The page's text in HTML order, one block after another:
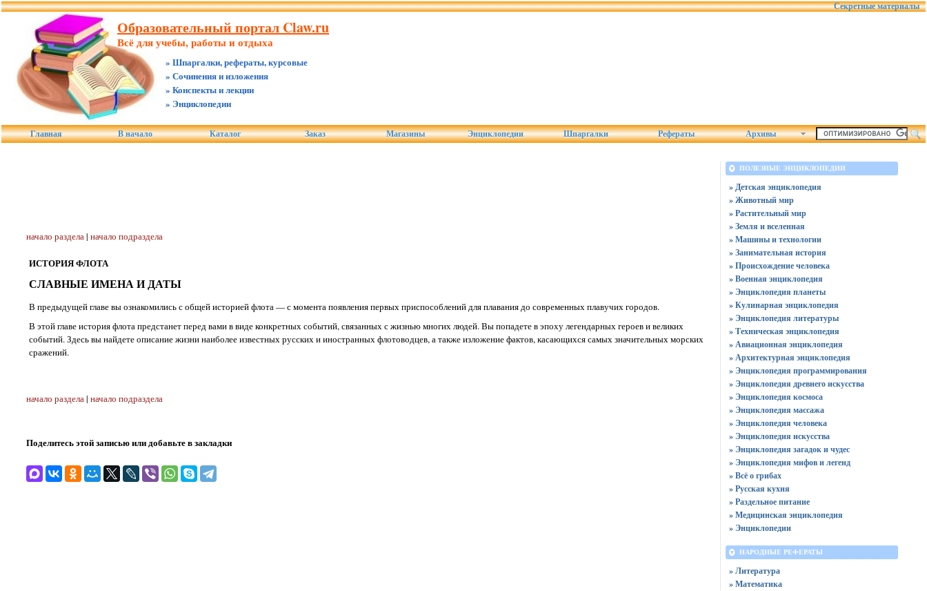
Секретные материалы
Образовательный портал Claw.ru
Всё для учебы, работы и отдыха
» Шпаргалки, рефераты, курсовые
» Сочинения и изложения
» Конспекты и лекции
» Энциклопедии
Главная В начало Каталог Заказ Магазины Энциклопедии Шпаргалки Рефераты Архивы
начало раздела| начало подраздела
ИСТОРИЯ ФЛОТА
СЛАВНЫЕ ИМЕНА И ДАТЫ
В предыдущей главе вы ознакомились с общей историей флота — с момента появления первых приспособлений для плавания до современных плавучих городов.
В этой главе история флота предстанет перед вами в виде конкретных событий, связанных с жизнью многих людей. Вы попадете в эпоху легендарных героев и великих
событий. Здесь вы найдете описание жизни наиболее известных русских и иностранных флотоводцев, а также изложение фактов, касающихся самых значительных морских
сражений.
начало раздела| начало подраздела
Поделитесь этой записью или добавьте в закладки
ПОЛЕЗНЫЕ ЭНЦИКЛОПЕДИИ
» Детская энциклопедия
» Животный мир
» Растительный мир
» Земля и вселенная
» Машины и технологии
» Занимательная история
» Происхождение человека
» Военная энциклопедия
» Энциклопедия планеты
» Кулинарная энциклопедия
» Энциклопедия литературы
» Техническая энциклопедия
» Авиационная энциклопедия
» Архитектурная энциклопедия
» Энциклопедия программирования
» Энциклопедия древнего искусства
» Энциклопедия космоса
» Энциклопедия массажа
» Энциклопедия человека
» Энциклопедия искусства
» Энциклопедия загадок и чудес
» Энциклопедия мифов и легенд
» Всё о грибах
» Русская кухня
» Раздельное питание
» Медицинская энциклопедия
» Энциклопедии
НАРОДНЫЕ РЕФЕРАТЫ
» Литература
» Математика